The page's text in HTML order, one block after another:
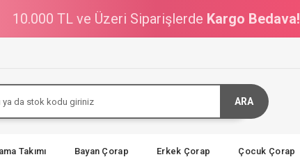
10.000 TL ve Üzeri Siparişlerde Kargo Bedava!
ARA
Takımı Bayan Çorap Erkek Çorap Çocuk Çorap